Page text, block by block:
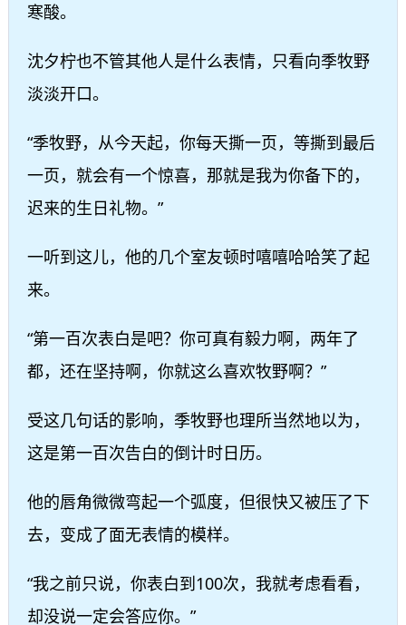
寒酸。
沈夕柠也不管其他人是什么表情，只看向季牧野
淡淡开口。
“季牧野，从今天起，你每天撕一页，等撕到最后
一页，就会有一个惊喜，那就是我为你备下的，
迟来的生日礼物。”
一听到这儿，他的几个室友顿时嘻嘻哈哈笑了起
来。
“第一百次表白是吧？你可真有毅力啊，两年了
都，还在坚持啊，你就这么喜欢牧野啊？”
受这几句话的影响，季牧野也理所当然地以为，
这是第一百次告白的倒计时日历。
他的唇角微微弯起一个弧度，但很快又被压了下
去，变成了面无表情的模样。
“我之前只说，你表白到100次，我就考虑看看，
却没说一定会答应你。”